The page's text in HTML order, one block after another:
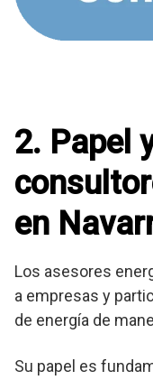
2. Papel
en
Los asesores
a empresas y
de energía de
Su papel es